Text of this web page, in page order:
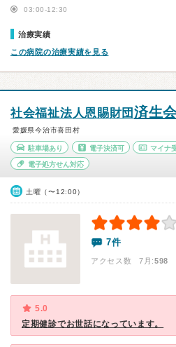
03:00-12:30
治療実績
この病院の治療実績を見る
社会福祉法人恩賜財団 済生
愛媛県今治市喜田村
駐車場あり 電子決済可 マイナ
電子処方せん対応
土曜（〜12:00）
7件
アクセス数 7月:598
5.0
定期健診でお世話になっています。